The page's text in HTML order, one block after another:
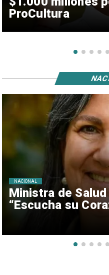
ProCultura
Ministra de
“Escucha su
NACIONAL